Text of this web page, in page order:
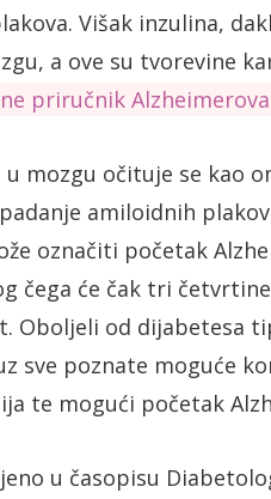
Višak inzulina,
a ove su tvorevine
priručnik
mozgu očituje se kao
amiloidnih
označiti početak
čega će čak tri
Oboljeli od dijabetesa
sve poznate moguće
te mogući početak
u časopisu